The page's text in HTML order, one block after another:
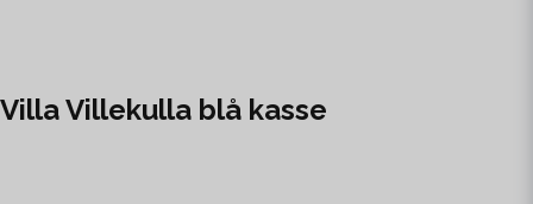
Villekulla blå kasse